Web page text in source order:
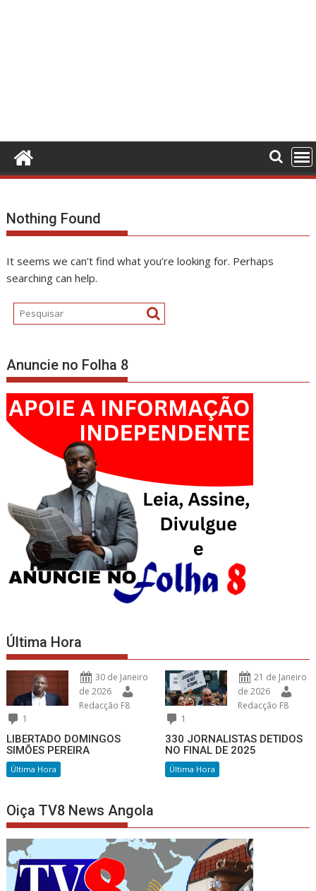
Nothing Found
It seems we can’t find what you’re looking for. Perhaps
searching can help.
Anuncie no Folha 8
Última Hora
30 de Janeiro
de 2026
Redacção F8
1
LIBERTADO DOMINGOS
SIMÕES PEREIRA
Última Hora
21 de Janeiro
de 2026
Redacção F8
1
330 JORNALISTAS DETIDOS
NO FINAL DE 2025
Última Hora
Oiça TV8 News Angola